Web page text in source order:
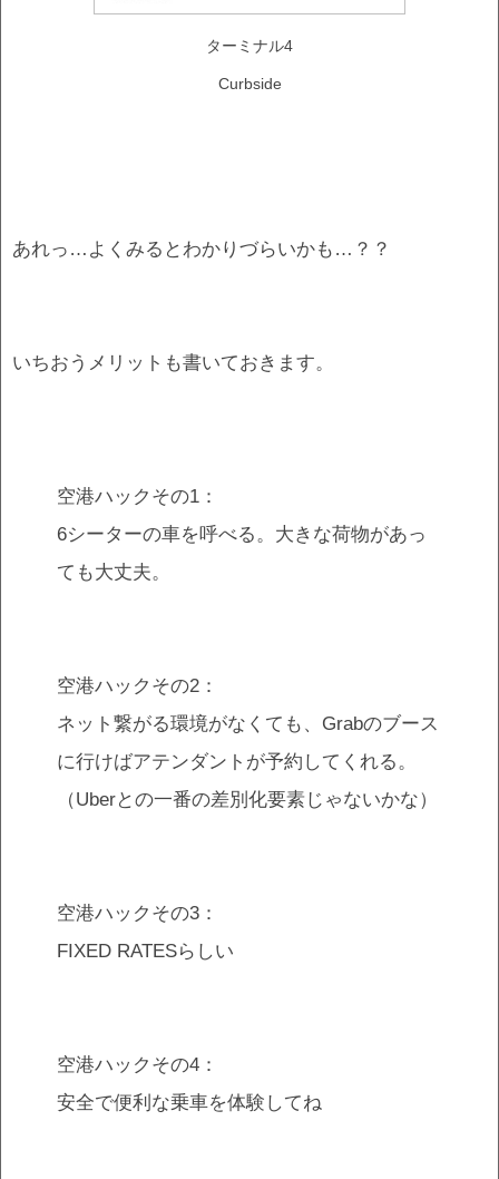
ターミナル4
Curbside
あれっ…よくみるとわかりづらいかも…？？
いちおうメリットも書いておきます。
空港ハックその1：
6シーターの車を呼べる。大きな荷物があっ
ても大丈夫。
空港ハックその2：
ネット繋がる環境がなくても、Grabのブース
に行けばアテンダントが予約してくれる。
（Uberとの一番の差別化要素じゃないかな）
空港ハックその3：
FIXED RATESらしい
空港ハックその4：
安全で便利な乗車を体験してね